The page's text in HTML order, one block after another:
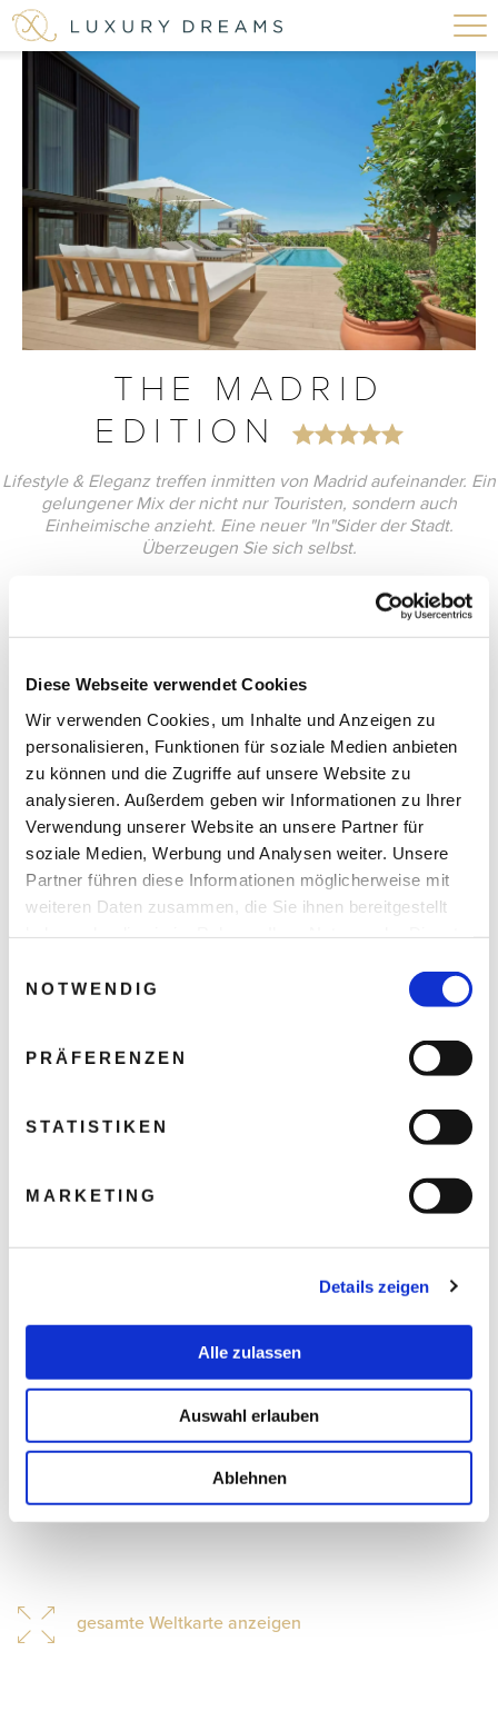
Diese Webseite verwendet Cookies
Wir verwenden Cookies, um Inhalte und Anzeigen zu
personalisieren, Funktionen für soziale Medien anbieten
zu können und die Zugriffe auf unsere Website zu
analysieren. Außerdem geben wir Informationen zu Ihrer
Verwendung unserer Website an unsere Partner für
soziale Medien, Werbung und Analysen weiter. Unsere
Partner führen diese Informationen möglicherweise mit
weiteren Daten zusammen, die Sie ihnen bereitgestellt
NOTWENDIG
PRÄFERENZEN
STATISTIKEN
MARKETING
Details zeigen
Alle zulassen
Auswahl erlauben
Ablehnen
THE MADRID
EDITION
Lifestyle & Eleganz treffen inmitten von Madrid aufeinander. Ein
gelungener Mix der nicht nur Touristen, sondern auch
Einheimische anzieht. Eine neuer "In"Sider der Stadt.
Überzeugen Sie sich selbst.
gesamte Weltkarte anzeigen